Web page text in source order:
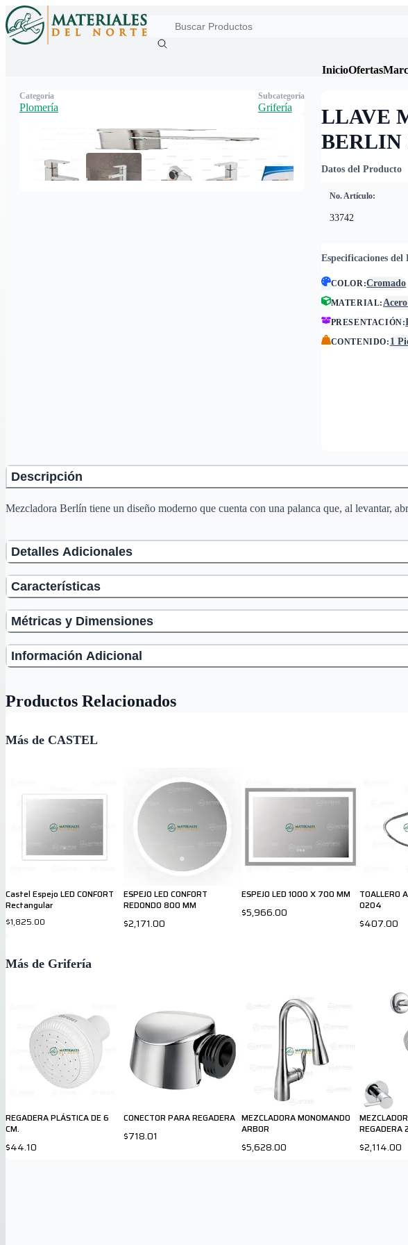
InicioOfertas
LLAVE
BERLIN
Datos del Producto
No. Artículo:
33742
Especificaciones del
COLOR:Cromado
MATERIAL:
PRESENTACIÓN:
CONTENIDO: 1
Categoría
Plomería
Subcategoría
Grifería
Descripción
Mezcladora Berlín tiene un diseño moderno que cuenta con una palanca que, al levantar,
Detalles Adicionales
Características
Métricas y Dimensiones
Información Adicional
Productos Relacionados
Más de CASTEL
Castel Espejo LED CONFORT
Rectangular
$1,825.00
ESPEJO LED CONFORT
REDONDO 800 MM
$2,171.00
ESPEJO LED 1000 X 700 MM
$5,966.00
TOALLERO
0204
$407.00
Más de Grifería
REGADERA PLÁSTICA DE 6
CM.
$44.10
CONECTOR PARA REGADERA
$718.01
MEZCLADORA MONOMANDO
ARBOR
$5,628.00
REGADERA
$2,114.00